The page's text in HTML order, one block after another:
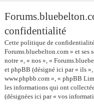
confidentialité
Cette politique de
Forums.bluebelton.com » et ses
notre », « nos », «
et phpBB (désigné ici par « ils
www.phpbb.com », « phpBB
les informations qui ont
(désignées ici par « vos